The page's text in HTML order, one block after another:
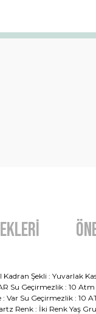
Şekli : Yuvarlak
Geçirmezlik : 10 Atm
Su Geçirmezlik : 10
Renk : İki Renk Yaş